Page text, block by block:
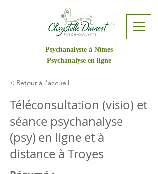
Psychanalyste à Nîmes
Psychanalyse en ligne
< Retour à l'accueil
Téléconsultation (visio) et
séance psychanalyse
(psy) en ligne et à
distance à Troyes